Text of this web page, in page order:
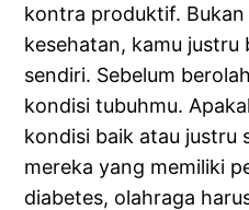
kontra produktif.
kesehatan, kamu justru
sendiri. Sebelum
kondisi tubuhmu.
kondisi baik atau justru
mereka yang memiliki
diabetes, olahraga